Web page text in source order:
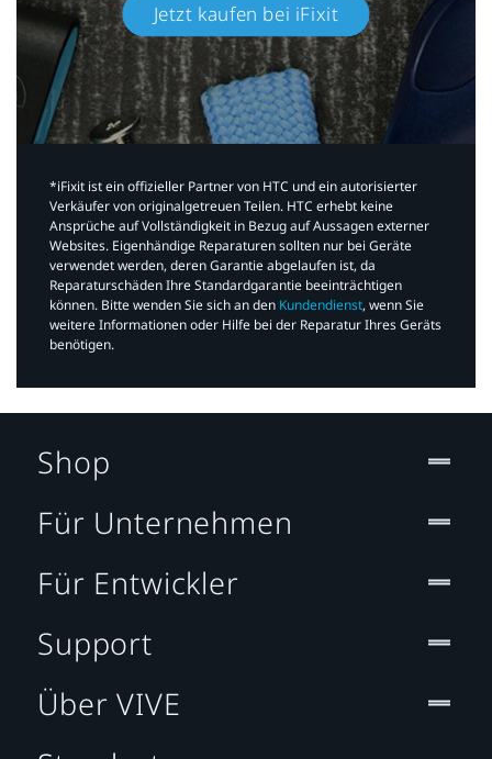
Jetzt kaufen bei iFixit​
*iFixit ist ein offizieller Partner von HTC und ein autorisierter
Verkäufer von originalgetreuen Teilen. HTC erhebt keine
Ansprüche auf Vollständigkeit in Bezug auf Aussagen externer
Websites. Eigenhändige Reparaturen sollten nur bei Geräte
verwendet werden, deren Garantie abgelaufen ist, da
Reparaturschäden Ihre Standardgarantie beeinträchtigen
können. Bitte wenden Sie sich an den Kundendienst, wenn Sie
weitere Informationen oder Hilfe bei der Reparatur Ihres Geräts
benötigen.​
Shop
Für Unternehmen
Für Entwickler
Support
Über VIVE